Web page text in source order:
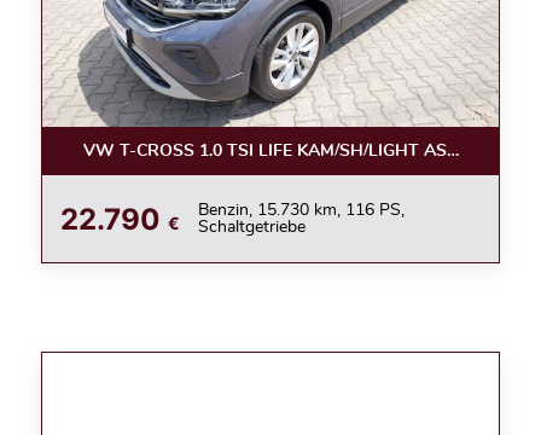
VW T-CROSS 1.0 TSI LIFE KAM/SH/LIGHT ASSIST/
22.790 €
Benzin, 15.730 km, 116 PS,
Schaltgetriebe